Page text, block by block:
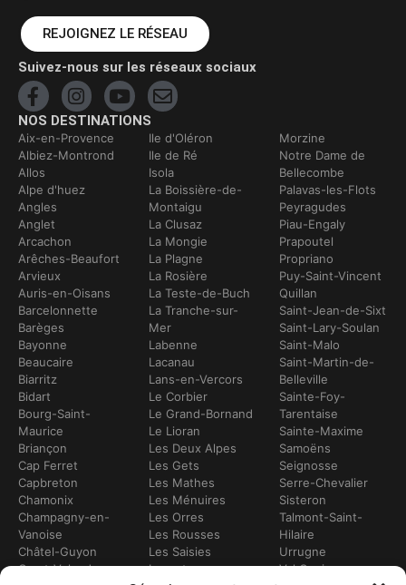
REJOIGNEZ LE RÉSEAU
Suivez-nous sur les réseaux sociaux
NOS DESTINATIONS
Aix-en-Provence
Albiez-Montrond
Allos
Alpe d'huez
Angles
Anglet
Arcachon
Arêches-Beaufort
Arvieux
Auris-en-Oisans
Barcelonnette
Barèges
Bayonne
Beaucaire
Biarritz
Bidart
Bourg-Saint-
Maurice
Briançon
Cap Ferret
Capbreton
Chamonix
Champagny-en-
Vanoise
Châtel-Guyon
Crest-Voland
Ile d'Oléron
Ile de Ré
Isola
La Boissière-de-
Montaigu
La Clusaz
La Mongie
La Plagne
La Rosière
La Teste-de-Buch
La Tranche-sur-
Mer
Labenne
Lacanau
Lans-en-Vercors
Le Corbier
Le Grand-Bornand
Le Lioran
Les Deux Alpes
Les Gets
Les Mathes
Les Ménuires
Les Orres
Les Rousses
Les Saisies
Leucate
Morzine
Notre Dame de
Bellecombe
Palavas-les-Flots
Peyragudes
Piau-Engaly
Prapoutel
Propriano
Puy-Saint-Vincent
Quillan
Saint-Jean-de-Sixt
Saint-Lary-Soulan
Saint-Malo
Saint-Martin-de-
Belleville
Sainte-Foy-
Tarentaise
Sainte-Maxime
Samoëns
Seignosse
Serre-Chevalier
Sisteron
Talmont-Saint-
Hilaire
Urrugne
Val Cenis